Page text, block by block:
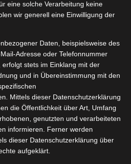
,Pflege,Produktvorstellungen
eine solche Verarbeitung keine
wir generell eine Einwilligung der
Daten, beispielsweise des
Adresse oder Telefonnummer
stets im Einklang mit der
und in Übereinstimmung mit den
Mittels dieser Datenschutzerklärung
die Öffentlichkeit über Art, Umfang
genutzten und verarbeiteten
informieren. Ferner werden
dieser Datenschutzerklärung über
aufgeklärt.